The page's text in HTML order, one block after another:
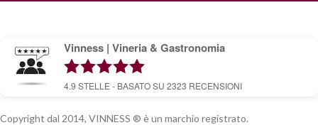
Vinness | Vineria & Gastronomia
4.9 STELLE - BASATO SU 2323 RECENSIONI
Copyright dal 2014, VINNESS ® è un marchio registrato.